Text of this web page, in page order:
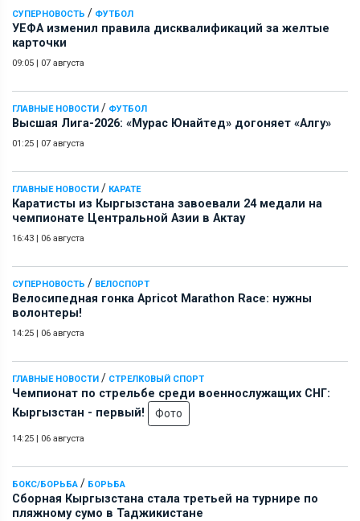
СУПЕРНОВОСТЬ / ФУТБОЛ
УЕФА изменил правила дисквалификаций за желтые
карточки
09:05 | 07 августа
ГЛАВНЫЕ НОВОСТИ / ФУТБОЛ
Высшая Лига-2026: «Мурас Юнайтед» догоняет «Алгу»
01:25 | 07 августа
ГЛАВНЫЕ НОВОСТИ / КАРАТЕ
Каратисты из Кыргызстана завоевали 24 медали на
чемпионате Центральной Азии в Актау
16:43 | 06 августа
СУПЕРНОВОСТЬ / ВЕЛОСПОРТ
Велосипедная гонка Apricot Marathon Race: нужны
волонтеры!
14:25 | 06 августа
ГЛАВНЫЕ НОВОСТИ / СТРЕЛКОВЫЙ СПОРТ
Чемпионат по стрельбе среди военнослужащих СНГ:
Кыргызстан - первый!
Фото
14:25 | 06 августа
БОКС/БОРЬБА / БОРЬБА
Сборная Кыргызстана стала третьей на турнире по
пляжному сумо в Таджикистане